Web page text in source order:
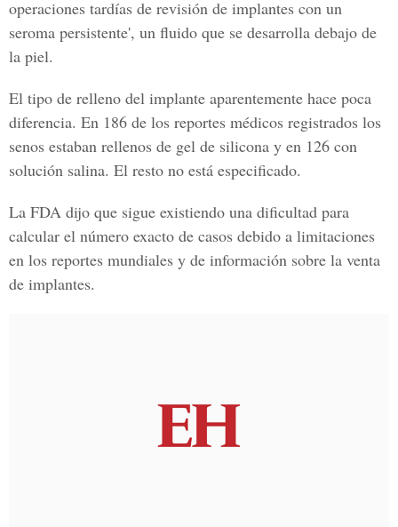
operaciones tardías de revisión de implantes con un
seroma persistente', un fluido que se desarrolla debajo de
la piel.
El tipo de relleno del implante aparentemente hace poca
diferencia. En 186 de los reportes médicos registrados los
senos estaban rellenos de gel de silicona y en 126 con
solución salina. El resto no está especificado.
La FDA dijo que sigue existiendo una dificultad para
calcular el número exacto de casos debido a limitaciones
en los reportes mundiales y de información sobre la venta
de implantes.